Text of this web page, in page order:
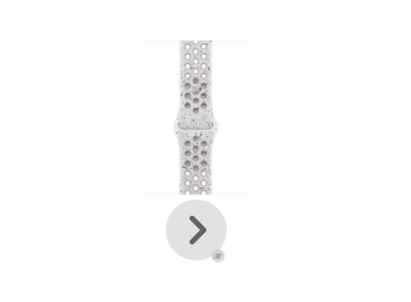
Anterior
Siguiente